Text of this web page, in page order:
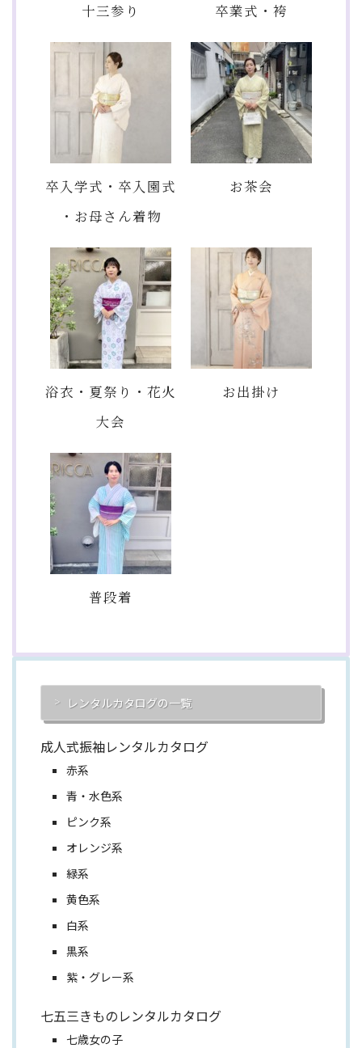
十三参り 卒業式・袴
卒入学式・卒入園式
・お母さん着物
お茶会
浴衣・夏祭り・花火
大会
お出掛け
普段着
レンタルカタログの一覧
成人式振袖レンタルカタログ
赤系
青・水色系
ピンク系
オレンジ系
緑系
黄色系
白系
黒系
紫・グレー系
七五三きものレンタルカタログ
七歳女の子